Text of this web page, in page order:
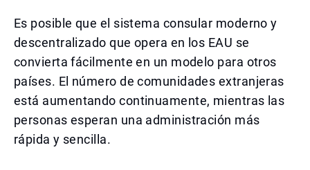
Es posible que el sistema consular moderno y
descentralizado que opera en los EAU se
convierta fácilmente en un modelo para otros
países. El número de comunidades extranjeras
está aumentando continuamente, mientras las
personas esperan una administración más
rápida y sencilla.